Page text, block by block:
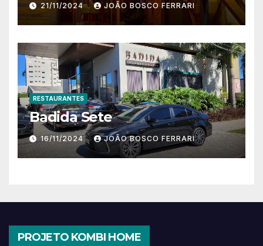
21/11/2024 JOÃO BOSCO FERRARI
RESTAURANTES
Badida Sete
16/11/2024 JOÃO BOSCO FERRARI
PROJETO KOMBI HOME